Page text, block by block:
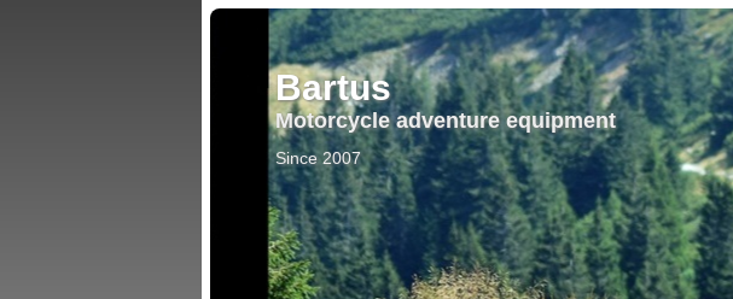
Bartus
Motorcycle adventure equipment
Since 2007